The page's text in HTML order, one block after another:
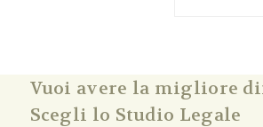
Vuoi avere la migliore
Scegli lo Studio Legale